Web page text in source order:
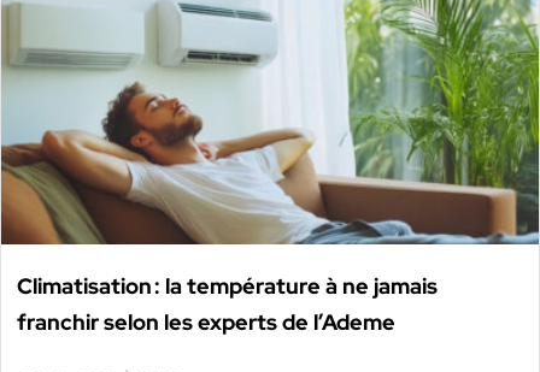
Climatisation : la température à ne jamais
franchir selon les experts de l’Ademe